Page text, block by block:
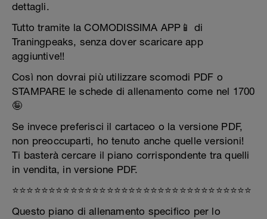
dettagli.
Tutto tramite la COMODISSIMA APP📱 di
Traningpeaks, senza dover scaricare app
aggiuntive!!
Così non dovrai più utilizzare scomodi PDF o
STAMPARE le schede di allenamento come nel 1700
🤪
Se invece preferisci il cartaceo o la versione PDF,
non preoccuparti, ho tenuto anche quelle versioni!
Ti basterà cercare il piano corrispondente tra quelli
in vendita, in versione PDF.
⭐️⭐️⭐️⭐️⭐️⭐️⭐️⭐️⭐️⭐️⭐️⭐️⭐️⭐️⭐️⭐️⭐️⭐️⭐️⭐️⭐️⭐️⭐️⭐️⭐️⭐️⭐️⭐️⭐️⭐️⭐️⭐️⭐️
Questo piano di allenamento specifico per lo